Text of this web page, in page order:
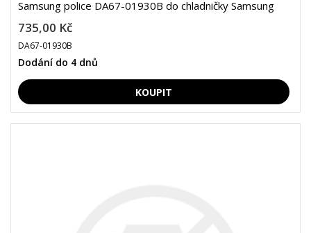
Samsung police DA67-01930B do chladničky Samsung
735,00 Kč
DA67-01930B
Dodání do 4 dnů